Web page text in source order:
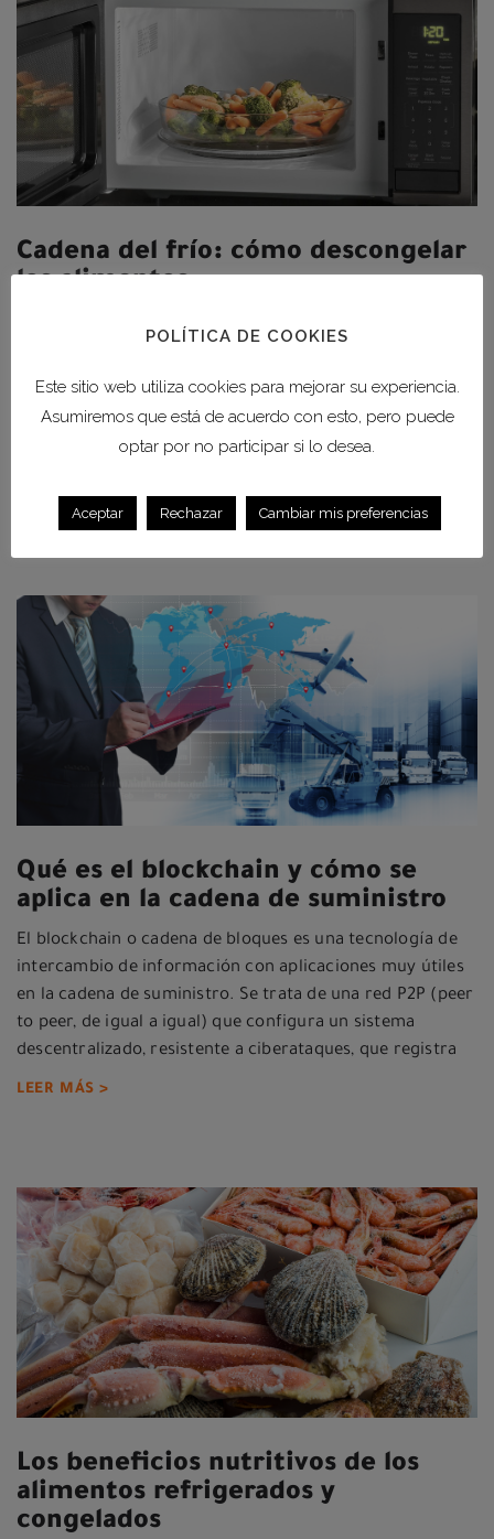
Cadena del frío: cómo descongelar
los alimentos
consumo. Sin embargo, que el proceso de descongelación
evitar el riesgo de deterioro. La cadena del frío debe
respetarse durante toda la
LEER MÁS >
Qué es el blockchain y cómo se
aplica en la cadena de suministro
El blockchain o cadena de bloques es una tecnología de
intercambio de información con aplicaciones muy útiles
en la cadena de suministro. Se trata de una red P2P (peer
to peer, de igual a igual) que configura un sistema
descentralizado, resistente a ciberataques, que registra
LEER MÁS >
Los beneficios nutritivos de los
alimentos refrigerados y
congelados
POLÍTICA DE COOKIES
Este sitio web utiliza cookies para mejorar su experiencia.
Asumiremos que está de acuerdo con esto, pero puede
optar por no participar si lo desea.
Aceptar Rechazar Cambiar mis preferencias